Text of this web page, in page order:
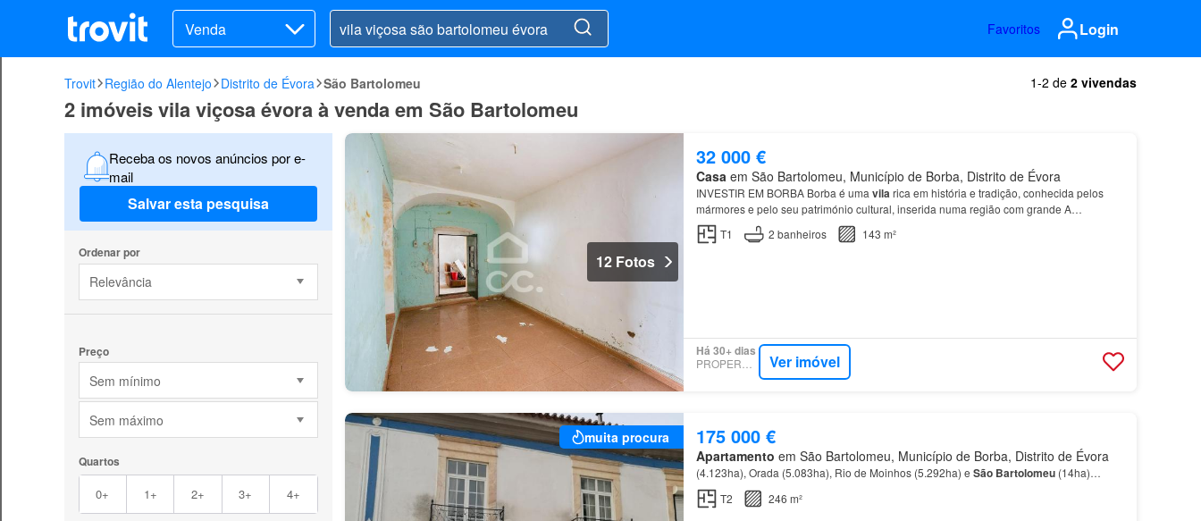
Venda Favoritos Login
Trovit Região do Alentejo Distrito de Évora São Bartolomeu 1-2 de 2 vivendas
2 imóveis vila viçosa évora à venda em São Bartolomeu
Receba os novos anúncios por e-
mail
Salvar esta pesquisa
Ordenar por
Relevância
Preço
Sem mínimo
Sem máximo
Quartos
0+ 1+ 2+ 3+ 4+
12 Fotos
32 000 €
Casaem São Bartolomeu, Município de Borba, Distrito de Évora
INVESTIR EM BORBA Borba é uma vilarica em história e tradição, conhecida pelos
mármores e pelo seu património cultural, inserida numa região com grande A
proximidade a
(Património Mundial da UNESCO),
T1 2 banheiros 143 m²
Há 30+ dias
PROPERSTAR Ver imóvel
muita procura 175 000 €
Apartamento em São Bartolomeu, Município de Borba, Distrito de Évora
(4.123ha), Orada (5.083ha), Rio de Moinhos (5.292ha) e São Bartolomeu(14ha)…
T2
246 m²